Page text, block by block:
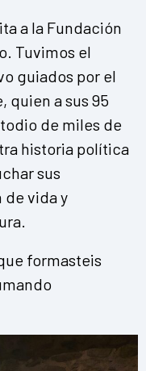
a la Fundación
Tuvimos el
guiados por el
quien a sus 95
de miles de
historia política
sus
vida y
formasteis